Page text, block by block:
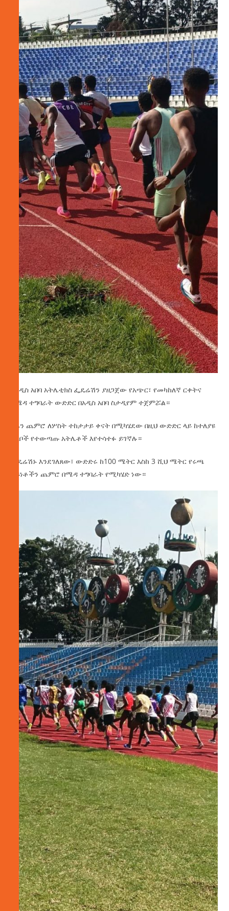
የአዲስ አበባ አትሌቲክስ ፌዴሬሽን ያዘጋጀው የአጭር፣ የመካከለኛ ርቀትና
የሜዳ ተግባራት ውድድር በአዲስ አበባ ስታዲየም ተጀምሯል።
ዛሬን ጨምሮ ለሦስት ተከታታይ ቀናት በሚካሄደው በዚህ ውድድር ላይ ከተለያዩ
ክለቦች የተውጣጡ አትሌቶች እየተሳተፉ ይገኛሉ።
ፌዴሬሽኑ እንደገለጸው፣ ውድድሩ ከ100 ሜትር እስከ 3 ሺህ ሜትር የሩጫ
ዓይነቶችን ጨምሮ በሜዳ ተግባራት የሚካሄድ ነው።